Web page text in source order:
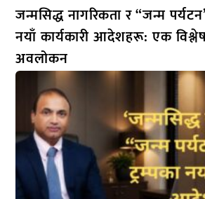
जन्मसिद्ध नागरिकता र “जन्म
नयाँ कार्यकारी आदेशहरू: एक
अवलोकन